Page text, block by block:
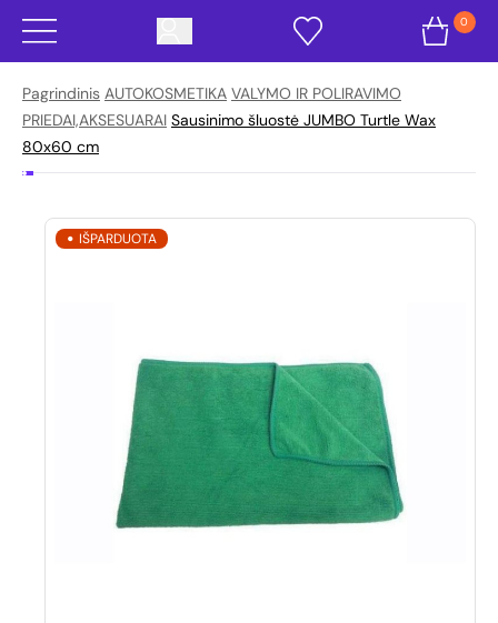
0
Pagrindinis AUTOKOSMETIKA VALYMO IR POLIRAVIMO
PRIEDAI,AKSESUARAI Sausinimo šluostė JUMBO Turtle Wax
80x60 cm
IŠPARDUOTA